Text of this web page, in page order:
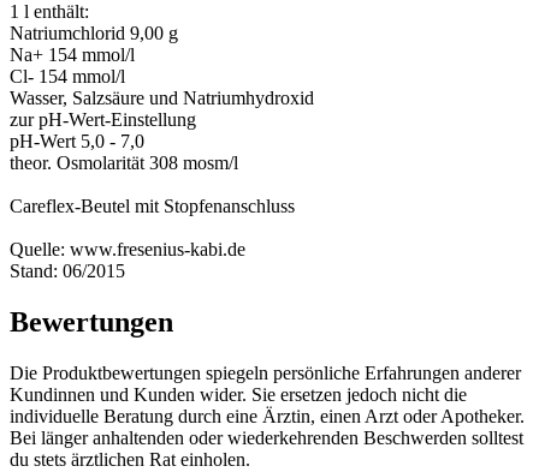
1 l enthält:
Natriumchlorid 9,00 g
Na+ 154 mmol/l
Cl- 154 mmol/l
Wasser, Salzsäure und Natriumhydroxid
zur pH-Wert-Einstellung
pH-Wert 5,0 - 7,0
theor. Osmolarität 308 mosm/l
Careflex-Beutel mit Stopfenanschluss
Quelle: www.fresenius-kabi.de
Stand: 06/2015
Bewertungen
Die Produktbewertungen spiegeln persönliche Erfahrungen anderer
Kundinnen und Kunden wider. Sie ersetzen jedoch nicht die
individuelle Beratung durch eine Ärztin, einen Arzt oder Apotheker.
Bei länger anhaltenden oder wiederkehrenden Beschwerden solltest
du stets ärztlichen Rat einholen.